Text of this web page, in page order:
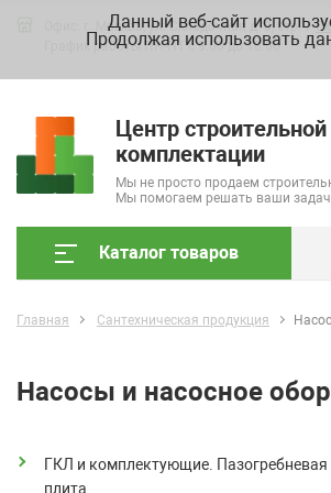
Офис: г. Москва, ул. Складочная д. 3, стр. 7
График работы ПН-ПТ с 9.00 до 18.00
Центр строительной
комплектации
Мы не просто продаем
Мы помогаем решать ваши
Каталог товаров
Главная Сантехническая продукция
Насосы и насосное
ГКЛ и комплектующие. Пазогребневая
плита.
Данный веб-сайт
Продолжая использовать